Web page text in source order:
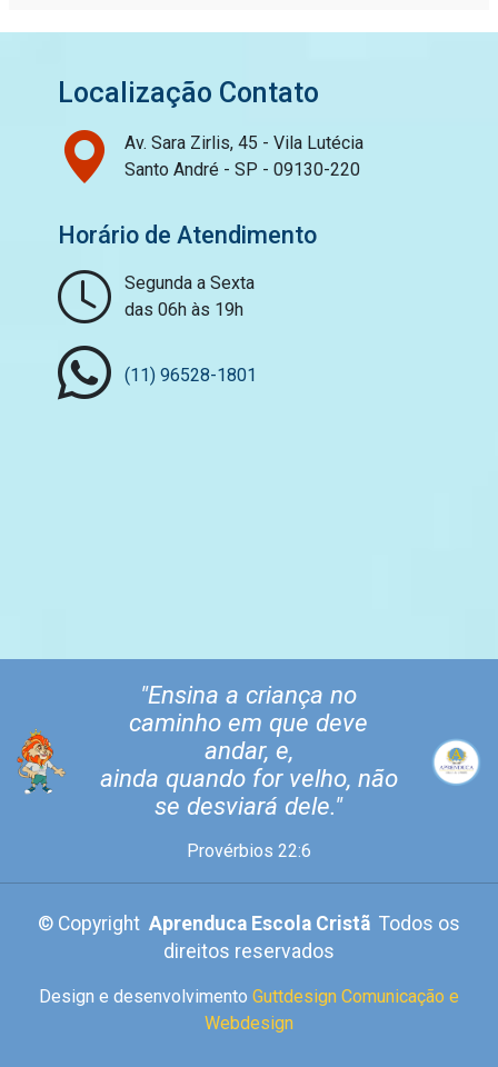
Localização Contato
Av. Sara Zirlis, 45 - Vila Lutécia
Santo André - SP - 09130-220
Horário de Atendimento
Segunda a Sexta
das 06h às 19h
(11) 96528-1801
"Ensina a criança no
caminho em que deve
andar, e,
ainda quando for velho, não
se desviará dele."
Provérbios 22:6
© Copyright Aprenduca Escola Cristã Todos os
direitos reservados
Design e desenvolvimento Guttdesign Comunicação e
Webdesign